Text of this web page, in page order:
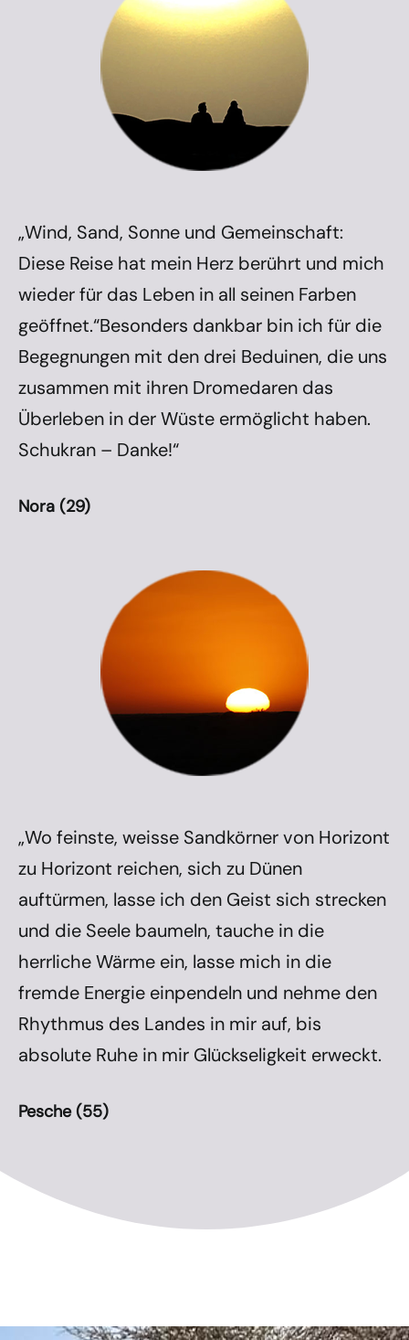
„Wo feinste, weisse Sandkörner von Horizont
zu Horizont reichen, sich zu Dünen
auftürmen, lasse ich den Geist sich strecken
und die Seele baumeln, tauche in die
herrliche Wärme ein, lasse mich in die
fremde Energie einpendeln und nehme den
Rhythmus des Landes in mir auf, bis
absolute Ruhe in mir Glückseligkeit erweckt.
Pesche (55)
„Wind, Sand, Sonne und Gemeinschaft:
Diese Reise hat mein Herz berührt und mich
wieder für das Leben in all seinen Farben
geöffnet.“Besonders dankbar bin ich für die
Begegnungen mit den drei Beduinen, die uns
zusammen mit ihren Dromedaren das
Überleben in der Wüste ermöglicht haben.
Schukran – Danke!“
Nora (29)